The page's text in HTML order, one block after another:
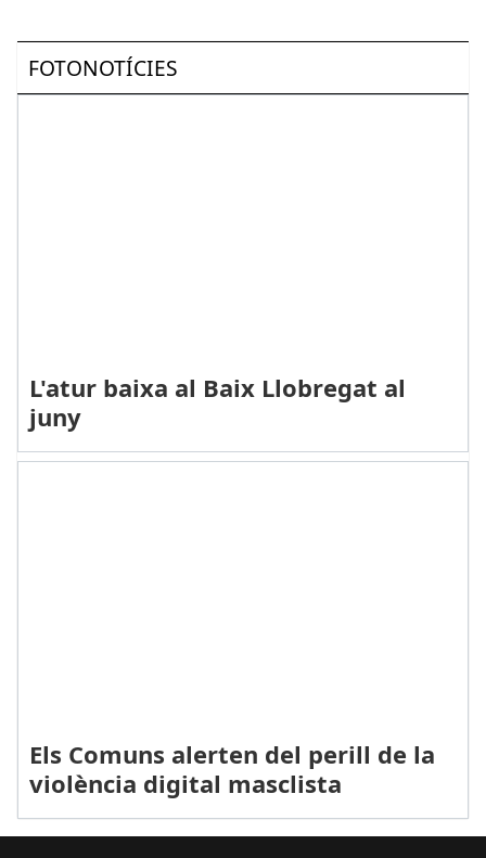
FOTONOTÍCIES
L'atur baixa al Baix Llobregat al
juny
Els Comuns alerten del perill de la
violència digital masclista